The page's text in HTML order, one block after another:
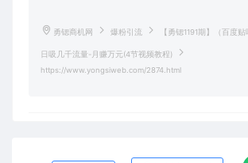
勇锶商机网 爆粉引流 【勇锶1191期】（百度贴
日吸几千流量-月赚万元(4节视频教程)
https://www.yongsiweb.com/2874.html